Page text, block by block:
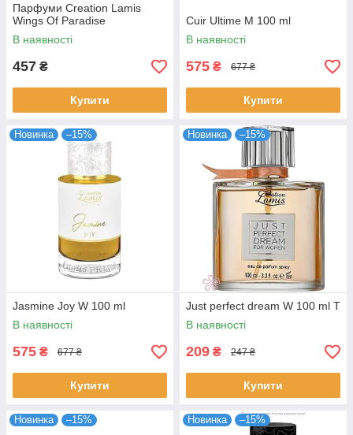
Парфуми Creation Lamis
Wings Of Paradise
В наявності
457 ₴
Купити
Cuir Ultime M 100 ml
В наявності
575 ₴ 677 ₴
Купити
Новинка –15%
Jasmine Joy W 100 ml
В наявності
575 ₴ 677 ₴
Купити
Новинка –15%
Just perfect dream W 100 ml T
В наявності
209 ₴ 247 ₴
Купити
Новинка –15% Новинка –15%